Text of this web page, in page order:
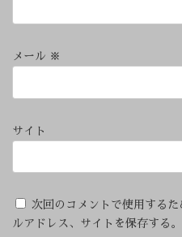
メール ※
サイト
次回のコメントで使用する
ルアドレス、サイトを保存する。